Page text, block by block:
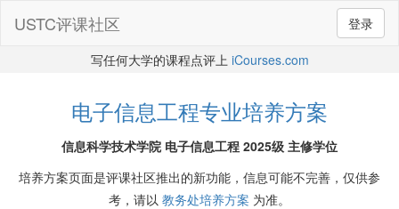
登录
USTC评课社区
写任何大学的课程点评上 iCourses.com
电子信息工程专业培养方案
信息科学技术学院 电子信息工程 2025级 主修学位
培养方案页面是评课社区推出的新功能，信息可能不完善，仅供参
考，请以 教务处培养方案 为准。